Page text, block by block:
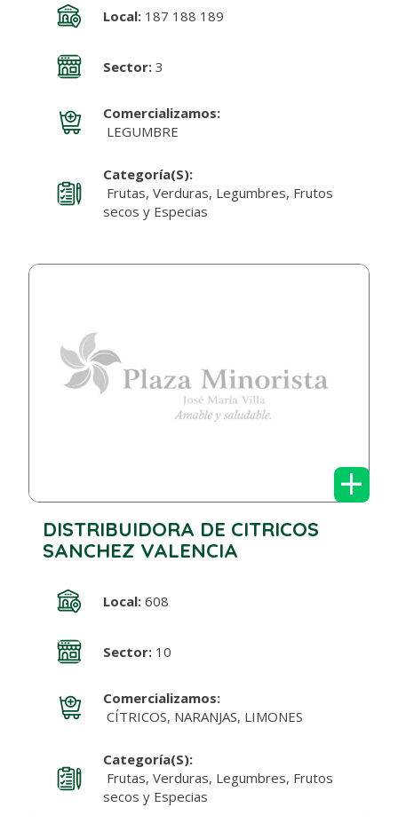
Local:187 188 189
Sector:3
Comercializamos:
LEGUMBRE
Categoría(s):
Frutas, Verduras, Legumbres, Frutos
secos y Especias
+
DISTRIBUIDORA DE CITRICOS
SANCHEZ VALENCIA
Local:608
Sector:10
Comercializamos:
CÍTRICOS, NARANJAS, LIMONES
Categoría(s):
Frutas, Verduras, Legumbres, Frutos
secos y Especias